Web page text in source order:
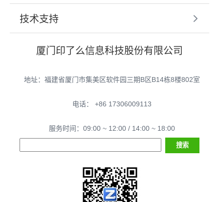
技术支持
厦门印了么信息科技股份有限公司
地址：福建省厦门市集美区软件园三期B区B14栋8楼802室
电话： +86 17306009113
服务时间：09:00 ~ 12:00 / 14:00 ~ 18:00